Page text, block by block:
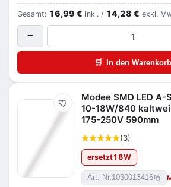
Gesamt: 16,99 € inkl. / 14,28 € exkl.
−
🛒 In den Warenkorb
Merken
Modee SMD LED A-
10-18W/840
175-250V 590mm
(3)
ersetzt18W
Art.-Nr.1030013416